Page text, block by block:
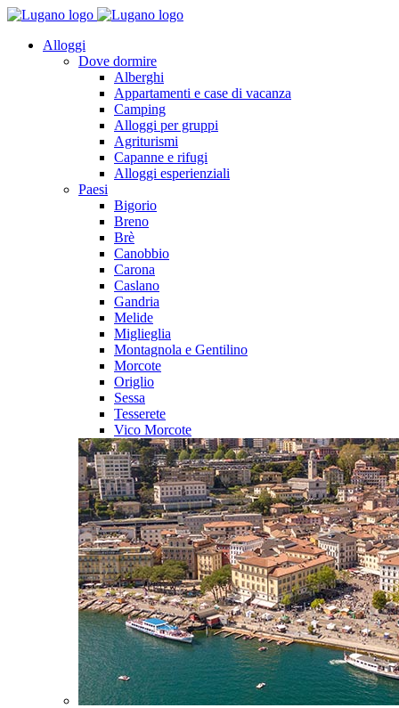
Alloggi
Dove dormire
Alberghi
Appartamenti e case di vacanza
Camping
Alloggi per gruppi
Agriturismi
Capanne e rifugi
Alloggi esperienziali
Paesi
Bigorio
Breno
Brè
Canobbio
Carona
Caslano
Gandria
Melide
Miglieglia
Montagnola e Gentilino
Morcote
Origlio
Sessa
Tesserete
Vico Morcote